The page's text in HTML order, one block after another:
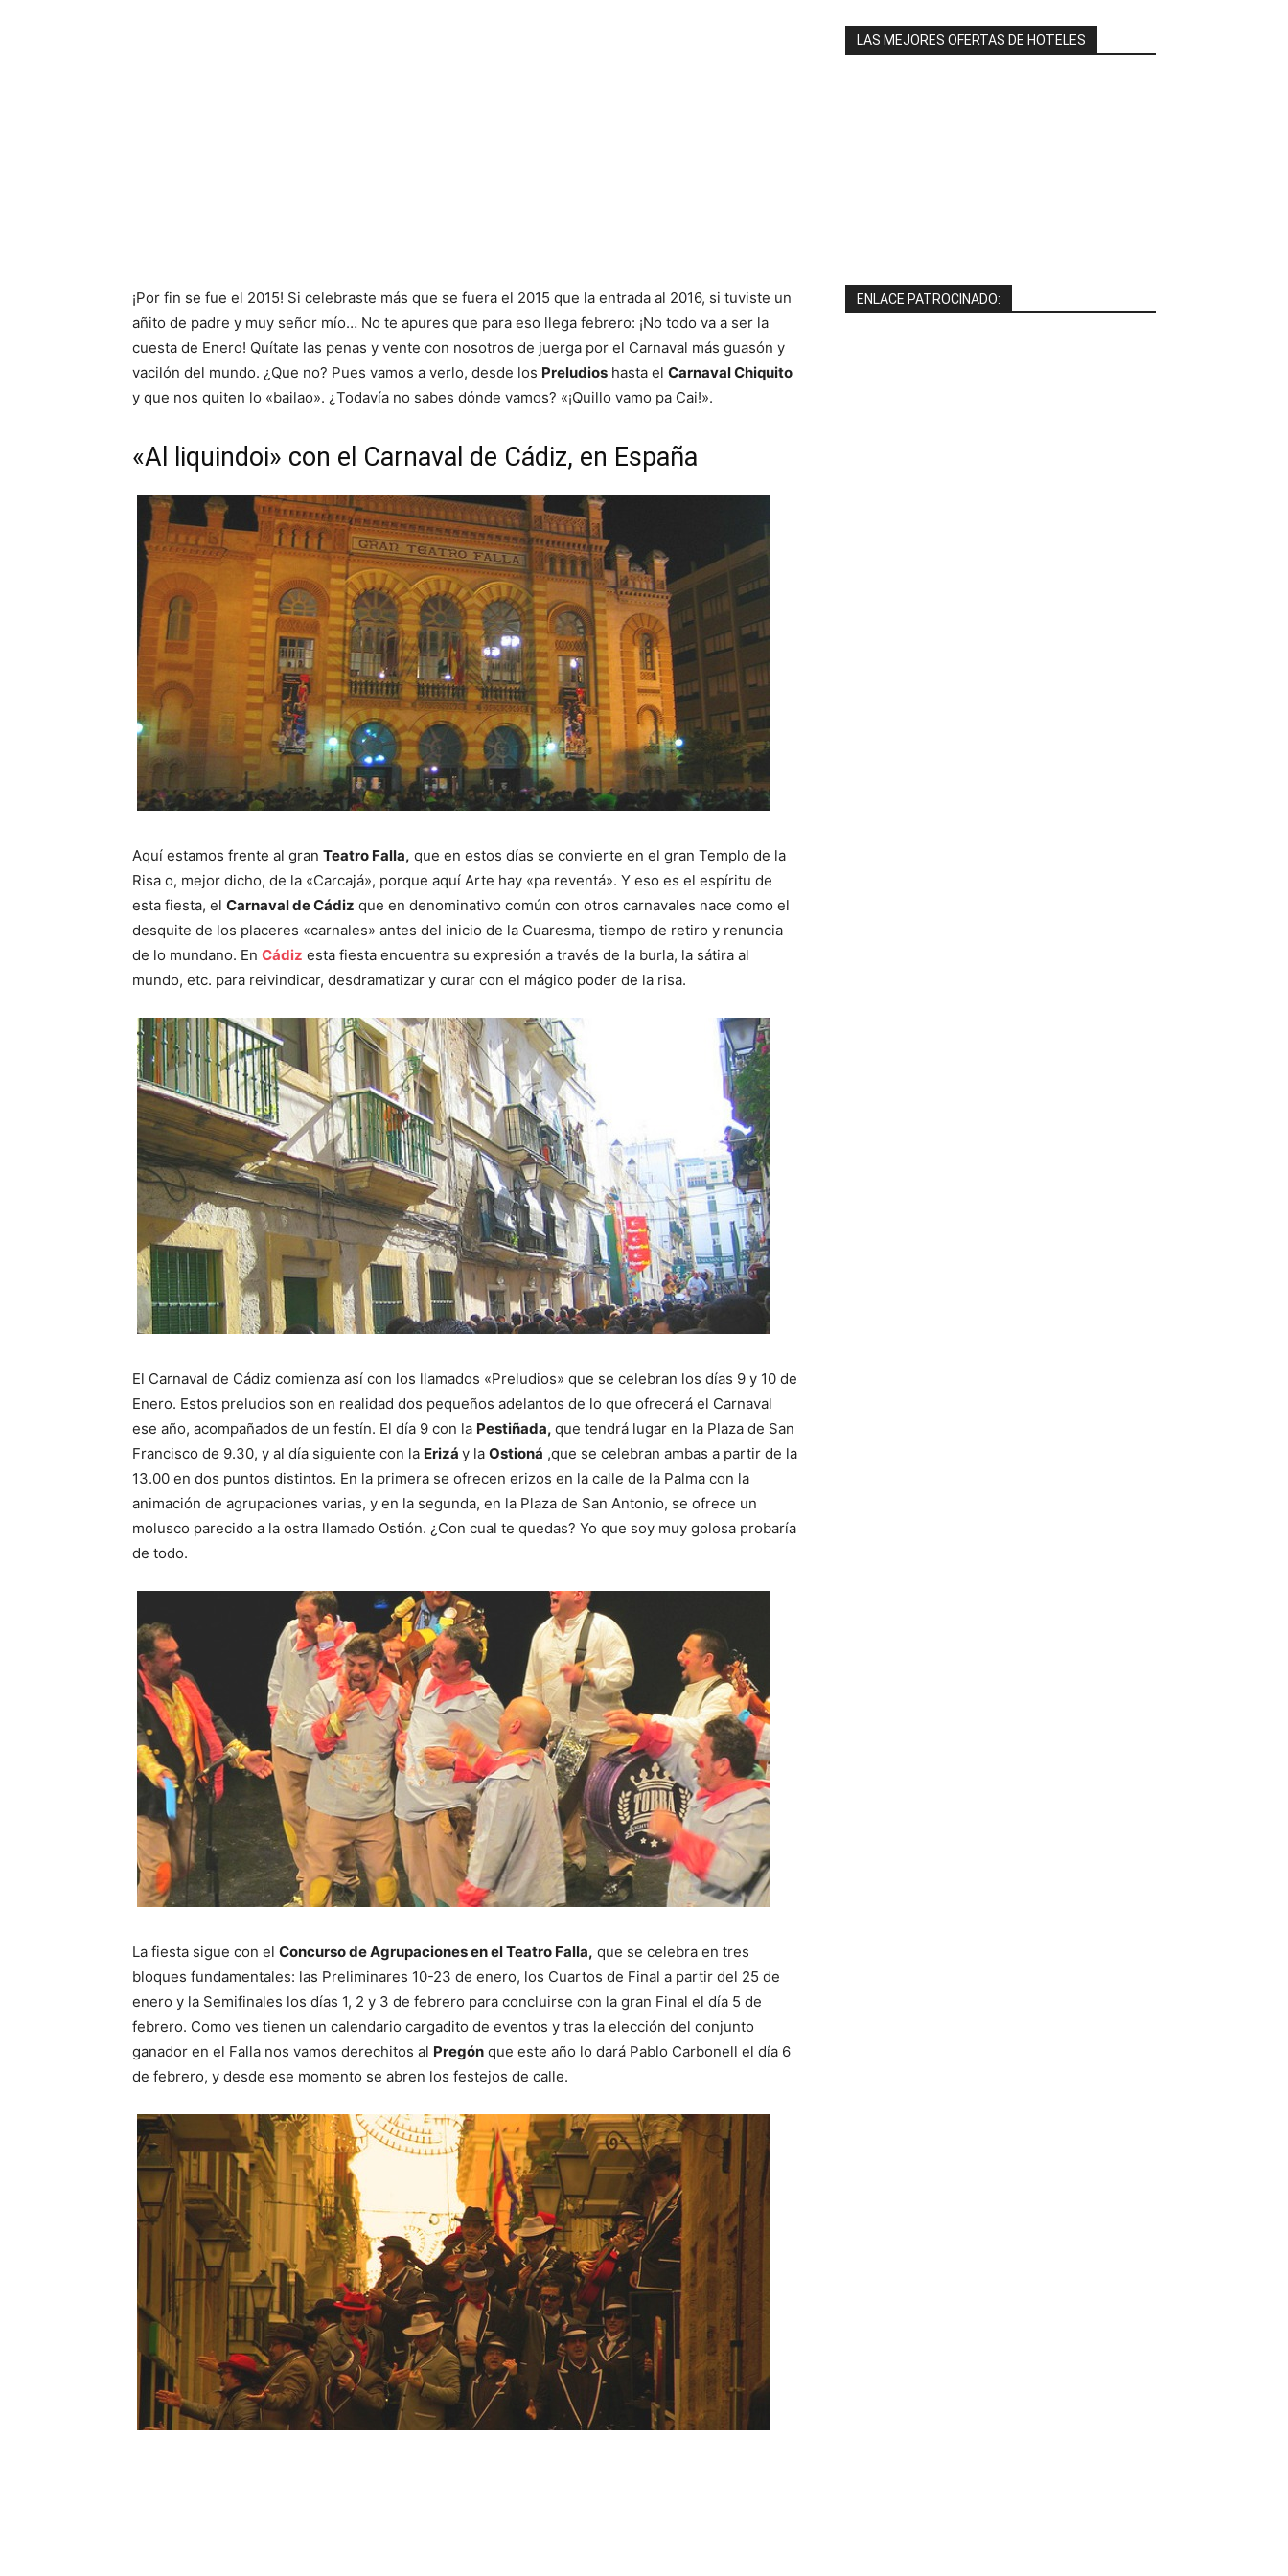
¡Por fin se fue el 2015! Si celebraste más que se fuera el 2015 que la entrada al 2016, si tuviste un
añito de padre y muy señor mío… No te apures que para eso llega febrero: ¡No todo va a ser la
cuesta de Enero! Quítate las penas y vente con nosotros de juerga por el Carnaval más guasón y
vacilón del mundo. ¿Que no? Pues vamos a verlo, desde los Preludios hasta el Carnaval Chiquito
y que nos quiten lo «bailao». ¿Todavía no sabes dónde vamos? «¡Quillo vamo pa Cai!».
«Al liquindoi» con el Carnaval de Cádiz, en España
Aquí estamos frente al gran Teatro Falla, que en estos días se convierte en el gran Templo de la
Risa o, mejor dicho, de la «Carcajá», porque aquí Arte hay «pa reventá». Y eso es el espíritu de
esta fiesta, el Carnaval de Cádiz que en denominativo común con otros carnavales nace como el
desquite de los placeres «carnales» antes del inicio de la Cuaresma, tiempo de retiro y renuncia
de lo mundano. En Cádiz esta fiesta encuentra su expresión a través de la burla, la sátira al
mundo, etc. para reivindicar, desdramatizar y curar con el mágico poder de la risa.
El Carnaval de Cádiz comienza así con los llamados «Preludios» que se celebran los días 9 y 10 de
Enero. Estos preludios son en realidad dos pequeños adelantos de lo que ofrecerá el Carnaval
ese año, acompañados de un festín. El día 9 con la Pestiñada, que tendrá lugar en la Plaza de San
Francisco de 9.30, y al día siguiente con la Erizá y la Ostioná ,que se celebran ambas a partir de la
13.00 en dos puntos distintos. En la primera se ofrecen erizos en la calle de la Palma con la
animación de agrupaciones varias, y en la segunda, en la Plaza de San Antonio, se ofrece un
molusco parecido a la ostra llamado Ostión. ¿Con cual te quedas? Yo que soy muy golosa probaría
de todo.
La fiesta sigue con el Concurso de Agrupaciones en el Teatro Falla, que se celebra en tres
bloques fundamentales: las Preliminares 10-23 de enero, los Cuartos de Final a partir del 25 de
enero y la Semifinales los días 1, 2 y 3 de febrero para concluirse con la gran Final el día 5 de
febrero. Como ves tienen un calendario cargadito de eventos y tras la elección del conjunto
ganador en el Falla nos vamos derechitos al Pregón que este año lo dará Pablo Carbonell el día 6
de febrero, y desde ese momento se abren los festejos de calle.
LAS MEJORES OFERTAS DE HOTELES
ENLACE PATROCINADO: